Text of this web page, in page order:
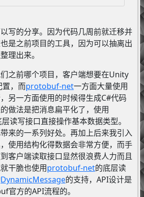
写的分享。因为代码几周前就迁移并
是之前项目的工具，因为可以抽离出
理出来。
之前哪个项目，客户端想要在Unity
置，而protobuf-net一方面大量使用
另一方面使用的时候得生成C#代码
做法是把消息扁平化了，使用
读写接口直接操作基本数据类型。
来的一系列好处。再加上后来我引入
使用结构化得数据会非常方便，而手
客户端读取接口显然很浪费人力而且
干脆也使用protobuf-net的底层读
DynamicMessage的支持，API设计是
官方的API流程的。